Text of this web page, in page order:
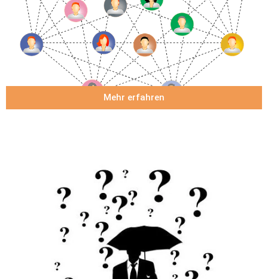
Mehr erfahren